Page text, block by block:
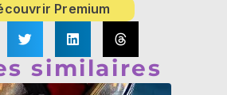
Premium
similaires